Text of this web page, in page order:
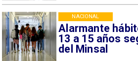
Alarmante
13 a 15 años
del Minsal
NACIONAL